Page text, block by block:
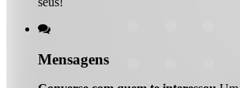

Mensagens